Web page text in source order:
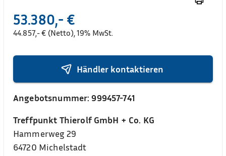
53.380,- €
44.857,- € (Netto), 19% MwSt.
Händler kontaktieren
Angebotsnummer:999457-741
Treffpunkt Thierolf GmbH + Co. KG
Hammerweg 29
64720 Michelstadt